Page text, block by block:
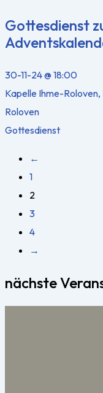
Gottesdienst
30-11-24 @ 18:00
Kapelle Ihme-
Roloven
Gottesdienst
←
1
2
3
4
→
nächste